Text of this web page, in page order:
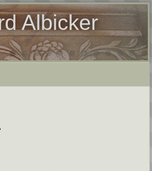
Albicker